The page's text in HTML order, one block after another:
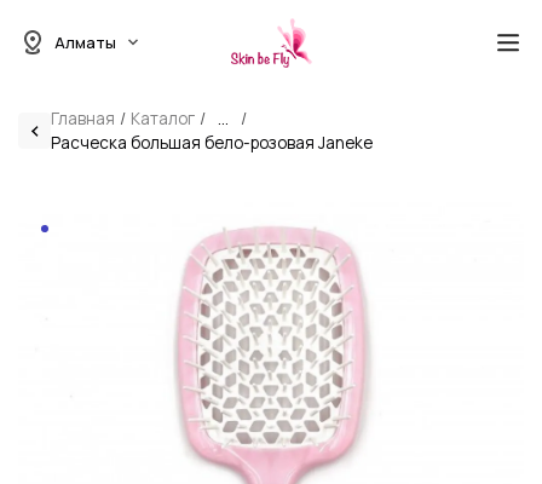
Алматы
Главная Каталог
...
Расческа большая бело-розовая Janeke